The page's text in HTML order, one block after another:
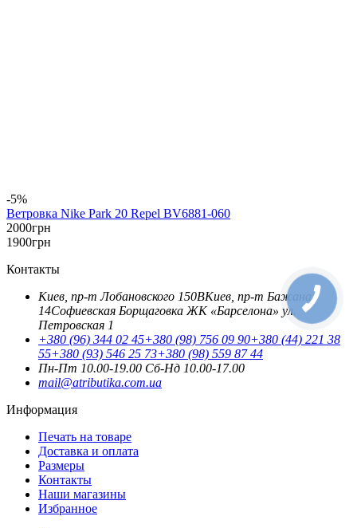
-5%
Ветровка Nike Park 20 Repel BV6881-060
2000грн
1900грн
Контакты
Киев, пр-т Лобановского 150ВКиев, пр-т Бажана
14Софиевская Борщаговка ЖК «Барселона» ул.
Петровская 1
+380 (96) 344 02 45+380 (98) 756 09 90+380 (44) 221 38
55+380 (93) 546 25 73+380 (98) 559 87 44
Пн-Пт 10.00-19.00 Cб-Нд 10.00-17.00
mail@atributika.com.ua
Информация
Печать на товаре
Доставка и оплата
Размеры
Контакты
Наши магазины
Избранное